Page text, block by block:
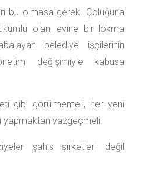
bu olmasa gerek. Çoluğuna
olan, evine bir lokma
belediye işçilerinin
değişimiyle kabusa
gibi görülmemeli, her yeni
yapmaktan vazgeçmeli.
şahıs şirketleri değil